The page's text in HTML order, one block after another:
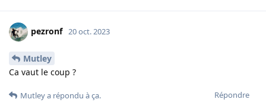
pezronf 20 oct. 2023
Mutley
Ca vaut le coup ?
Répondre
Mutleya répondu à ça.